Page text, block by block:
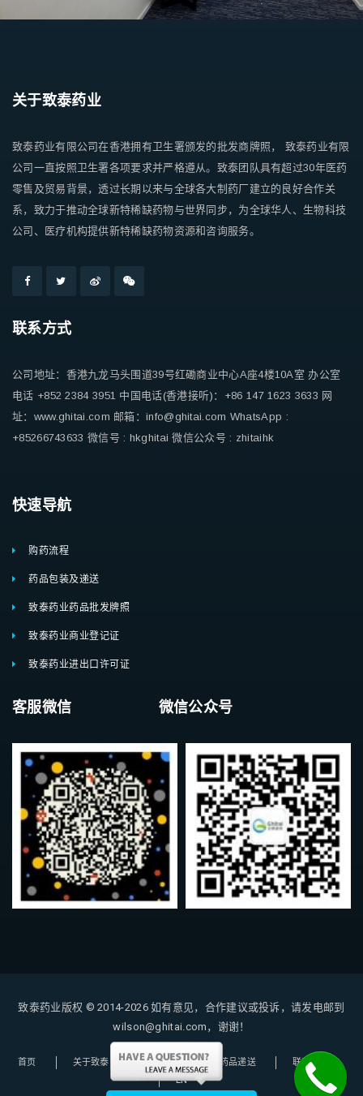
关于致泰药业
致泰药业有限公司在香港拥有卫生署颁发的批发商牌照， 致泰药业有限
公司一直按照卫生署各项要求并严格遵从。致泰团队具有超过30年医药
零售及贸易背景，透过长期以来与全球各大制药厂建立的良好合作关
系，致力于推动全球新特稀缺药物与世界同步，为全球华人、生物科技
公司、医疗机构提供新特稀缺药物资源和咨询服务。
联系方式
公司地址：香港九龙马头围道39号红磡商业中心A座4楼10A室 办公室
电话 +852 2384 3951 中国电话(香港接听)：+86 147 1623 3633 网
址：www.ghitai.com 邮箱：info@ghitai.com WhatsApp :
+85266743633 微信号 : hkghitai 微信公众号 : zhitaihk
快速导航
购药流程
药品包装及递送
致泰药业药品批发牌照
致泰药业商业登记证
致泰药业进出口许可证
客服微信 微信公众号
致泰药业版权 © 2014-2026如有意见，合作建议或投诉，请发电邮到
wilson@ghitai.com，谢谢！
首页 关于致泰 购药指南 药品递送
联系我们
EN